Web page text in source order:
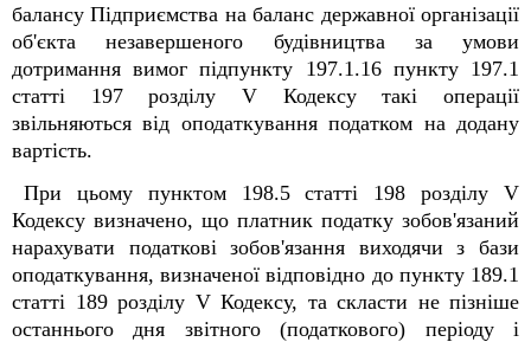
балансу Підприємства на баланс державної організації
об'єкта незавершеного будівництва за умови
дотримання вимог підпункту 197.1.16 пункту 197.1
статті 197 розділу V Кодексу такі операції
звільняються від оподаткування податком на додану
вартість.
При цьому пунктом 198.5 статті 198 розділу V
Кодексу визначено, що платник податку зобов'язаний
нарахувати податкові зобов'язання виходячи з бази
оподаткування, визначеної відповідно до пункту 189.1
статті 189 розділу V Кодексу, та скласти не пізніше
останнього дня звітного (податкового) періоду і